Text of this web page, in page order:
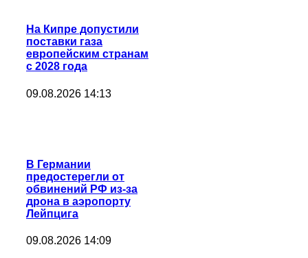
На Кипре допустили
поставки газа
европейским странам
с 2028 года
09.08.2026 14:13
В Германии
предостерегли от
обвинений РФ из-за
дрона в аэропорту
Лейпцига
09.08.2026 14:09